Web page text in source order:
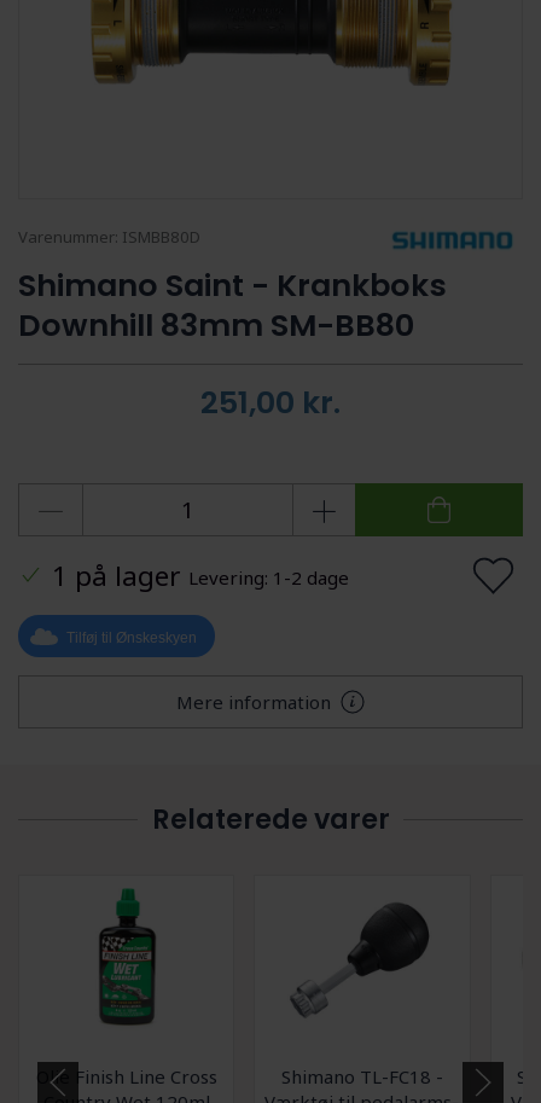
Varenummer: ISMBB80D
Shimano Saint - Krankboks
Downhill 83mm SM-BB80
251,00 kr.
1 på lager Levering: 1-2 dage
Tilføj til Ønskeskyen
Mere information
Relaterede varer
Olie Finish Line Cross
Shimano TL-FC18 -